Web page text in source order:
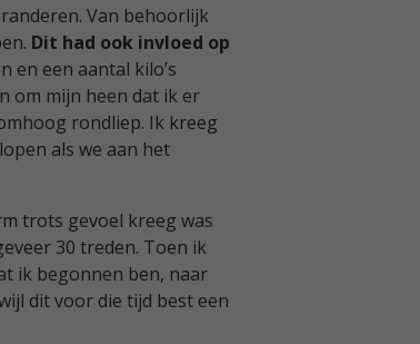
Van behoorlijk
Dit had ook invloed op
en een aantal kilo’s
om mijn heen dat ik er
rondliep. Ik kreeg
als we aan het
trots gevoel kreeg was
30 treden. Toen ik
ik begonnen ben, naar
dit voor die tijd best een